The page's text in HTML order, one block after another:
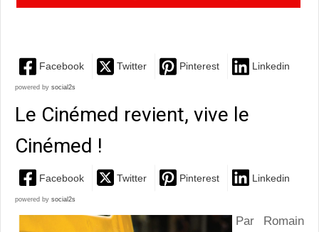
Facebook Twitter Pinterest Linkedin
powered by social2s
Le Cinémed revient, vive le
Cinémed !
Facebook Twitter Pinterest Linkedin
powered by social2s
Par Romain